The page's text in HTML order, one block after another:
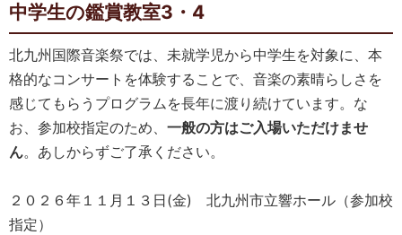
中学生の鑑賞教室3・4
北九州国際音楽祭では、未就学児から中学生を対象に、本
格的なコンサートを体験することで、音楽の素晴らしさを
感じてもらうプログラムを長年に渡り続けています。な
お、参加校指定のため、 一般の方はご入場いただけませ
ん。あしからずご了承ください。
２０２６年１１月１３日(金) 北九州市立響ホール（参加校
指定）